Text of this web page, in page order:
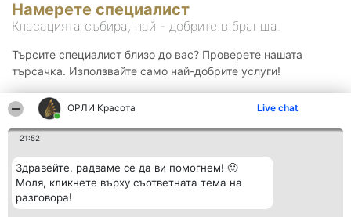
ОРЛИ Красота Live chat
21:52
Здравейте, радваме се да ви помогнем! 🙂
Моля, кликнете върху съответната тема на
разговора!
Намерете специалист
Класацията събира, най - добрите в бранша.
Търсите специалист близо до вас? Проверете нашата
търсачка. Използвайте само най-добрите услуги!